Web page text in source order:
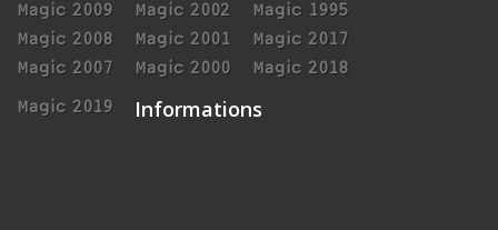
Magic 2009
Magic 2008
Magic 2007
Magic 2002
Magic 2001
Magic 2000
Magic 1995
Magic 2017
Magic 2018
Magic 2019
Informations